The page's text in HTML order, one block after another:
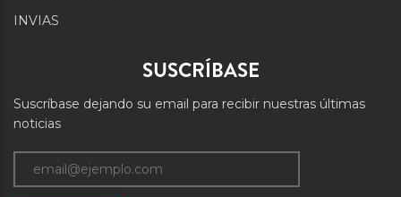
INVIAS
SUSCRÍBASE
Suscríbase dejando su email para recibir nuestras últimas
noticias